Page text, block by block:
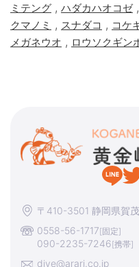
ミテング , ハダカハオコゼ,
クマノミ , スナダコ , コケ
メガネウオ , ロウソクギン
〒410-3501 静岡県賀
0558-56-1717[固定]
090-2235-7246[携帯]
dive@arari.co.jp